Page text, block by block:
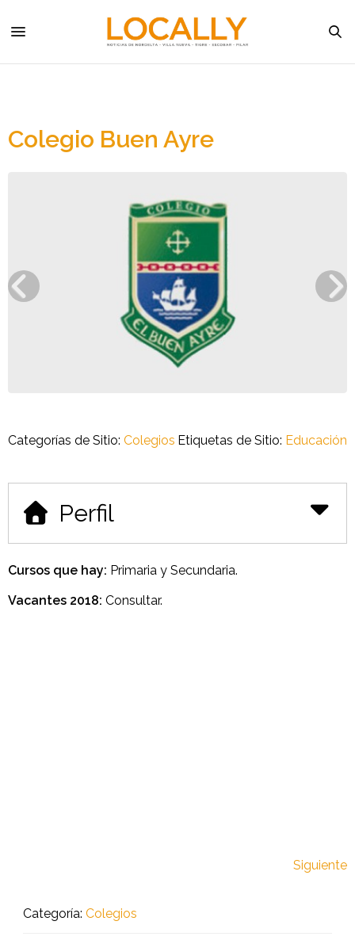
Colegio Buen Ayre
Categorías de Sitio: Colegios Etiquetas de Sitio: Educación
Perfil
Cursos que hay: Primaria y Secundaria.
Vacantes 2018: Consultar.
Siguiente
Categoría:Colegios